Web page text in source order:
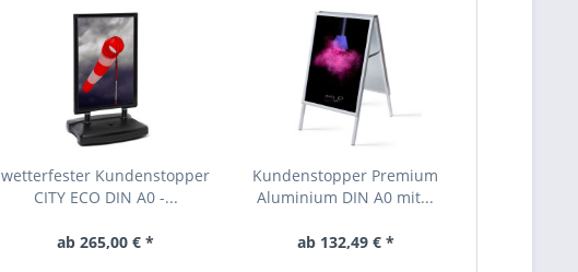
wetterfester Kundenstopper
CITY ECO DIN A0 -...
ab 265,00 € *
Kundenstopper Premium
Aluminium DIN A0 mit...
ab 132,49 € *